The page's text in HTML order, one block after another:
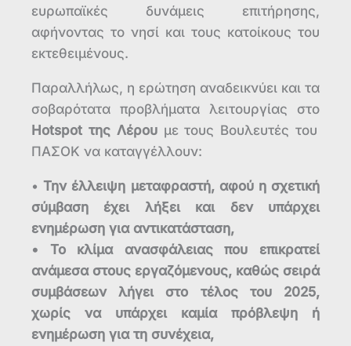
ευρωπαϊκές δυνάμεις επιτήρησης,
αφήνοντας το νησί και τους κατοίκους του
εκτεθειμένους.
Παραλλήλως, η ερώτηση αναδεικνύει και τα
σοβαρότατα προβλήματα λειτουργίας στο
Hotspot της Λέρουμε τους Βουλευτές του
ΠΑΣΟΚ να καταγγέλλουν:
•Την έλλειψη μεταφραστή, αφού η σχετική
σύμβαση έχει λήξει και δεν υπάρχει
ενημέρωση για αντικατάσταση,
• Το κλίμα ανασφάλειας που επικρατεί
ανάμεσα στους εργαζόμενους, καθώς σειρά
συμβάσεων λήγει στο τέλος του 2025,
χωρίς να υπάρχει καμία πρόβλεψη ή
ενημέρωση για τη συνέχεια,